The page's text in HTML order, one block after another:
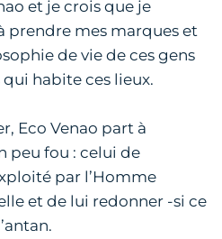
et je crois que je
prendre mes marques et
de vie de ces gens
habite ces lieux.
Eco Venao part à
peu fou : celui de
par l’Homme
et de lui redonner -si ce